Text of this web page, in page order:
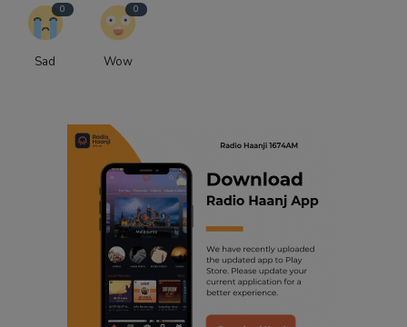
0
Sad
0
Wow